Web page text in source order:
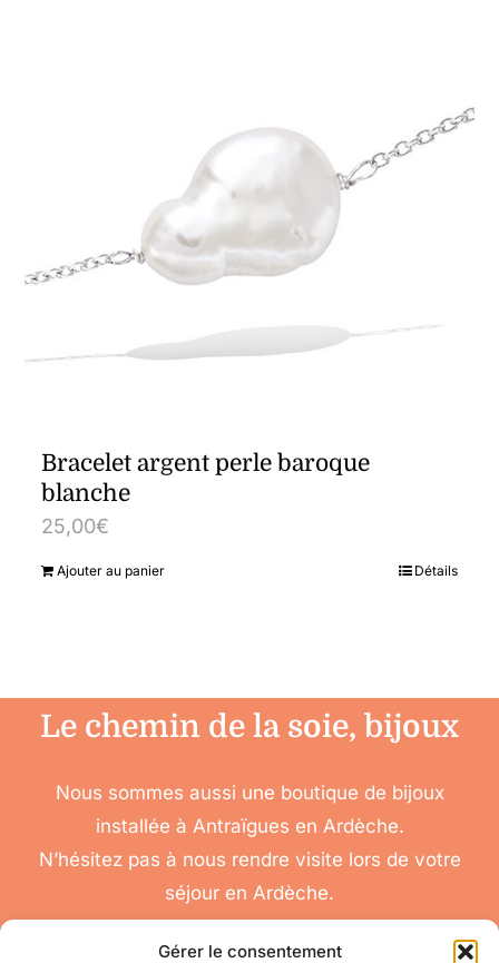
Gérer le consentement
Bracelet argent perle baroque
blanche
25,00€
Ajouter au panier Détails
Le chemin de la soie, bijoux
Nous sommes aussi une boutique de bijoux
installée à Antraïgues en Ardèche.
N’hésitez pas à nous rendre visite lors de votre
séjour en Ardèche.